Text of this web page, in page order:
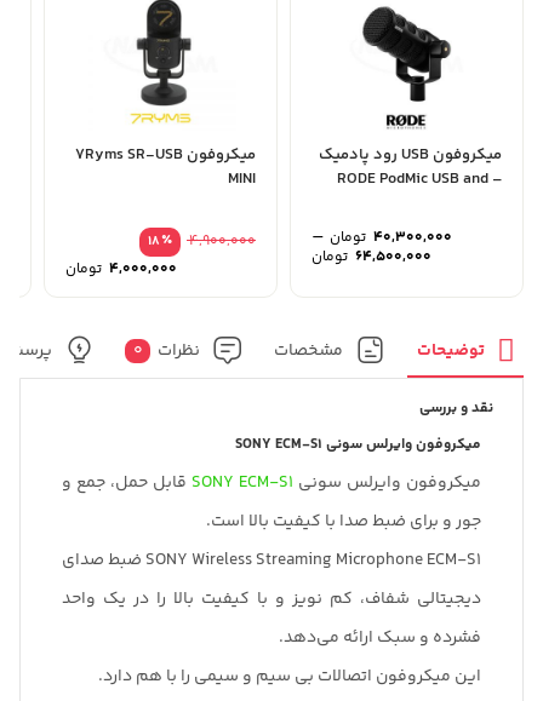
میکروفون USB رود پادمیک
– RODE PodMic USB and
40,300,000 تومان –
64,500,000 تومان
40,300,000 تومان
64,500,000 تومان
میکروفون 7Ryms SR-USB
MINI
٪18 4,900,000
اصلی
4,000,000 تومان
قیمت
فعلی
است.
توضیحات مشخصات نظرات 0 پرسش
نقد و بررسی
میکروفون وایرلس سونی SONY ECM-S1
میکروفون وایرلس سونی SONY ECM-S1 قابل حمل، جمع و
جور و برای ضبط صدا با کیفیت بالا است.
SONY Wireless Streaming Microphone ECM-S1 ضبط صدای
دیجیتالی شفاف، کم نویز و با کیفیت بالا را در یک واحد
فشرده و سبک ارائه می‌دهد.
این میکروفون اتصالات بی سیم و سیمی را با هم دارد.